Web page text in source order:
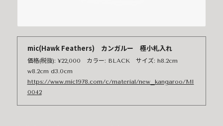
mic(Hawk Feathers) カンガルー 極小札入れ
価格(税抜): ¥22,000 カラー: BLACK サイズ: h8.2cm
w8.2cm d3.0cm
https://www.mic1978.com/c/material/new_kangaroo/MI
0042